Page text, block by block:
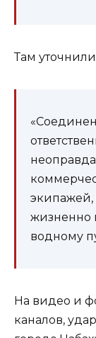
Там
жизненно
водному
На видео и
каналов,